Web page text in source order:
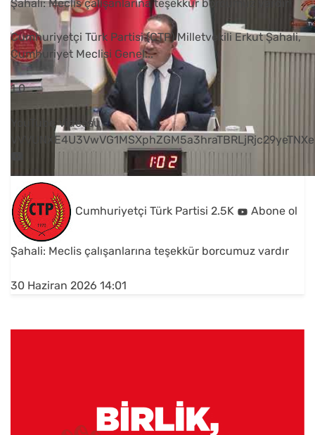
Şahali: Meclis çalışanlarına teşekkür borcumuz vardır
Cumhuriyetçi Türk Partisi (CTP) Milletvekili Erkut Şahali,
Cumhuriyet Meclisi Genel...
1 0
YouTube Videosu
Cumhuriyetçi Türk Partisi 2.5K Abone ol
Şahali: Meclis çalışanlarına teşekkür borcumuz vardır
30 Haziran 2026 14:01